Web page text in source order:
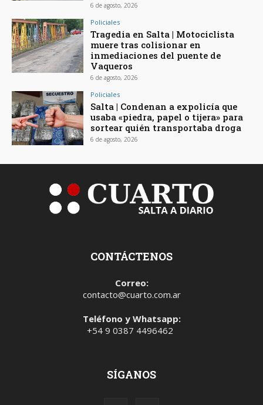
6 de agosto, 2026
Policiales
Tragedia en Salta | Motociclista
muere tras colisionar en
inmediaciones del puente de
Vaqueros
6 de agosto, 2026
Policiales
Salta | Condenan a expolicía que
usaba «piedra, papel o tijera» para
sortear quién transportaba droga
6 de agosto, 2026
CONTÁCTENOS
Correo:
contacto@cuarto.com.ar
Teléfono y Whatsapp:
+54 9 0387 4496462
SÍGANOS